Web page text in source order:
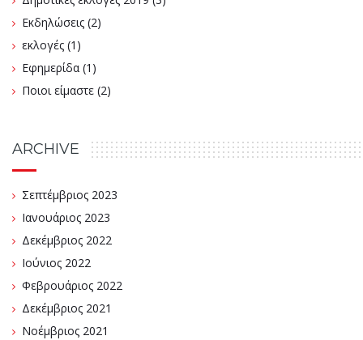
Εκδηλώσεις (2)
εκλογές (1)
Εφημερίδα (1)
Ποιοι είμαστε (2)
ARCHIVE
Σεπτέμβριος 2023
Ιανουάριος 2023
Δεκέμβριος 2022
Ιούνιος 2022
Φεβρουάριος 2022
Δεκέμβριος 2021
Νοέμβριος 2021